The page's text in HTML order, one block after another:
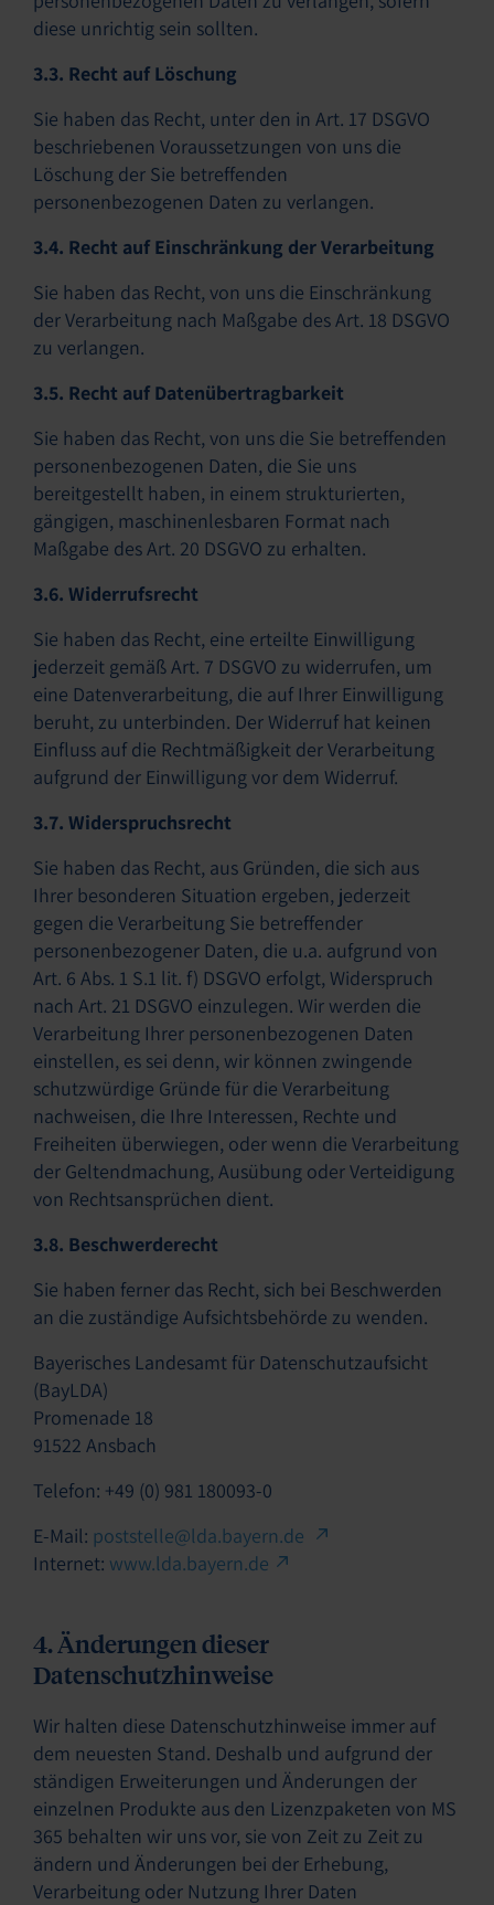
diese unrichtig sein sollten.
3.3. Recht auf Löschung
Sie haben das Recht, unter den in Art. 17 DSGVO
beschriebenen Voraussetzungen von uns die
Löschung der Sie betreffenden
personenbezogenen Daten zu verlangen.
3.4. Recht auf Einschränkung der Verarbeitung
Sie haben das Recht, von uns die Einschränkung
der Verarbeitung nach Maßgabe des Art. 18 DSGVO
zu verlangen.
3.5. Recht auf Datenübertragbarkeit
Sie haben das Recht, von uns die Sie betreffenden
personenbezogenen Daten, die Sie uns
bereitgestellt haben, in einem strukturierten,
gängigen, maschinenlesbaren Format nach
Maßgabe des Art. 20 DSGVO zu erhalten.
3.6. Widerrufsrecht
Sie haben das Recht, eine erteilte Einwilligung
jederzeit gemäß Art. 7 DSGVO zu widerrufen, um
eine Datenverarbeitung, die auf Ihrer Einwilligung
beruht, zu unterbinden. Der Widerruf hat keinen
Einfluss auf die Rechtmäßigkeit der Verarbeitung
aufgrund der Einwilligung vor dem Widerruf.
3.7. Widerspruchsrecht
Sie haben das Recht, aus Gründen, die sich aus
Ihrer besonderen Situation ergeben, jederzeit
gegen die Verarbeitung Sie betreffender
personenbezogener Daten, die u.a. aufgrund von
Art. 6 Abs. 1 S.1 lit. f) DSGVO erfolgt, Widerspruch
nach Art. 21 DSGVO einzulegen. Wir werden die
Verarbeitung Ihrer personenbezogenen Daten
einstellen, es sei denn, wir können zwingende
schutzwürdige Gründe für die Verarbeitung
nachweisen, die Ihre Interessen, Rechte und
Freiheiten überwiegen, oder wenn die Verarbeitung
der Geltendmachung, Ausübung oder Verteidigung
von Rechtsansprüchen dient.
3.8. Beschwerderecht
Sie haben ferner das Recht, sich bei Beschwerden
an die zuständige Aufsichtsbehörde zu wenden.
Bayerisches Landesamt für Datenschutzaufsicht
(BayLDA)
Promenade 18
91522 Ansbach
Telefon: +49 (0) 981 180093-0
E-Mail: poststelle@lda.bayern.de
Internet: www.lda.bayern.de
4. Änderungen dieser
Datenschutzhinweise
Wir halten diese Datenschutzhinweise immer auf
dem neuesten Stand. Deshalb und aufgrund der
ständigen Erweiterungen und Änderungen der
einzelnen Produkte aus den Lizenzpaketen von MS
365 behalten wir uns vor, sie von Zeit zu Zeit zu
ändern und Änderungen bei der Erhebung,
Verarbeitung oder Nutzung Ihrer Daten